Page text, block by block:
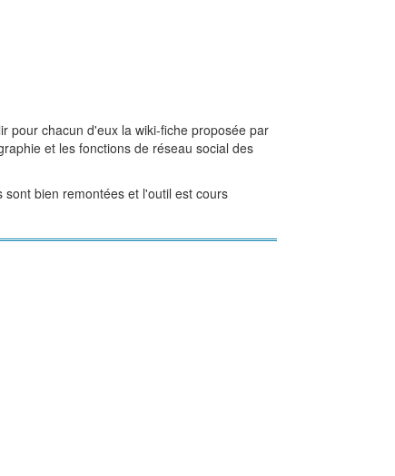
pour chacun d'eux la wiki-fiche proposée par
et les fonctions de réseau social des
bien remontées et l'outil est cours